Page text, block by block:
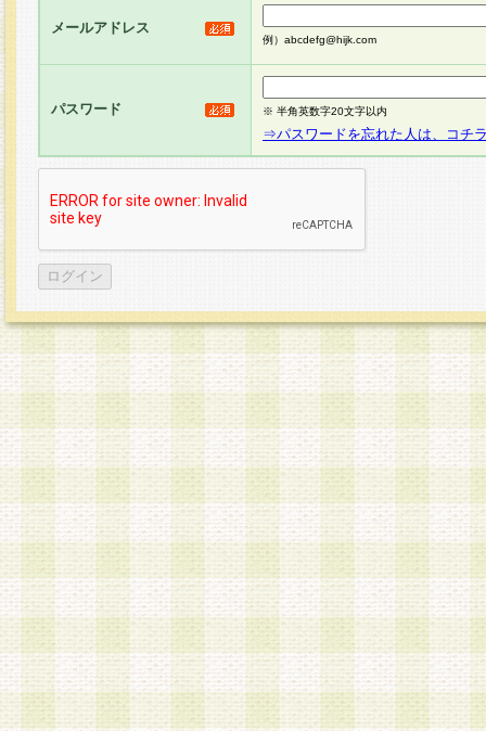
メールアドレス
例）abcdefg@hijk.com
パスワード ※ 半角英数字20文字以内
⇒パスワードを忘れた人は、コチ